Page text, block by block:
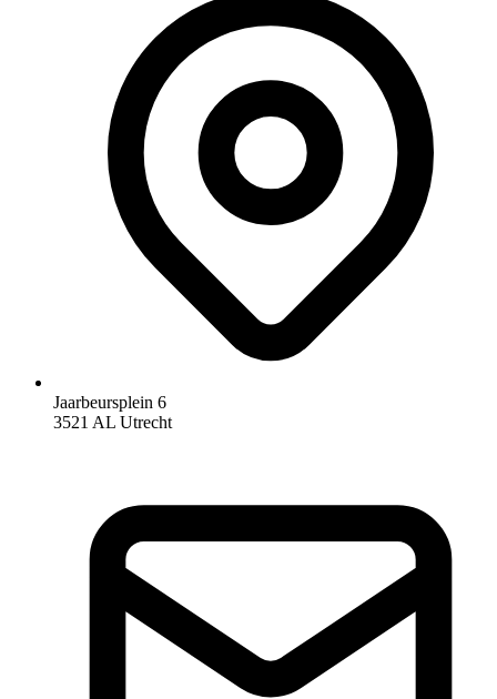
Jaarbeursplein 6
3521 AL Utrecht